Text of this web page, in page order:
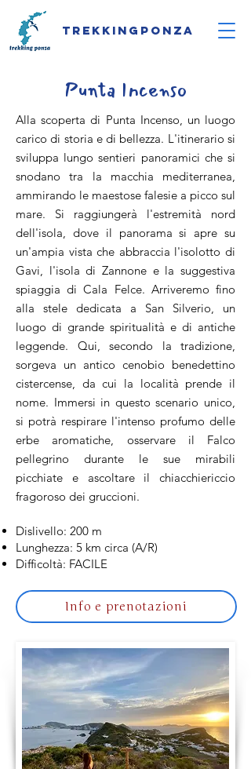
Trekkingponza
Punta Incenso
Alla scoperta di Punta Incenso, un luogo
carico di storia e di bellezza. L'itinerario si
sviluppa lungo sentieri panoramici che si
snodano tra la macchia mediterranea,
ammirando le maestose falesie a picco sul
mare. Si raggiungerà l'estremità nord
dell'isola, dove il panorama si apre su
un'ampia vista che abbraccia l'isolotto di
Gavi, l'isola di Zannone e la suggestiva
spiaggia di Cala Felce. Arriveremo fino
alla stele dedicata a San Silverio, un
luogo di grande spiritualità e di antiche
leggende. Qui, secondo la tradizione,
sorgeva un antico cenobio benedettino
cistercense, da cui la località prende il
nome. Immersi in questo scenario unico,
si potrà respirare l'intenso profumo delle
erbe aromatiche, osservare il Falco
pellegrino durante le sue mirabili
picchiate e ascoltare il chiacchiericcio
fragoroso dei gruccioni.
Dislivello: 200 m
Lunghezza: 5 km circa (A/R)
Difficoltà: FACILE
Info e prenotazioni